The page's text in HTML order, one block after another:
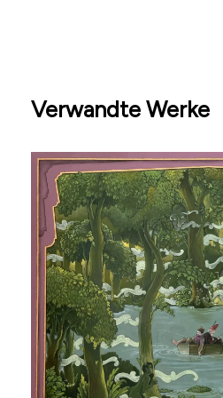
Verwandte Werke